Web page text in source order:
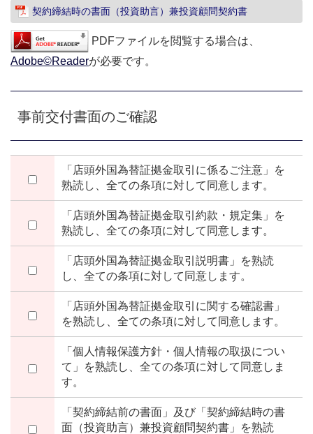
契約締結時の書面（投資助言）兼投資顧問契約書
PDFファイルを閲覧する場合は、
Adobe©Readerが必要です。
事前交付書面のご確認
「店頭外国為替証拠金取引に係るご注意」を
熟読し、全ての条項に対して同意します。
「店頭外国為替証拠金取引約款・規定集」を
熟読し、全ての条項に対して同意します。
「店頭外国為替証拠金取引説明書」を熟読
し、全ての条項に対して同意します。
「店頭外国為替証拠金取引に関する確認書」
を熟読し、全ての条項に対して同意します。
「個人情報保護方針・個人情報の取扱につい
て」を熟読し、全ての条項に対して同意しま
す。
「契約締結前の書面」及び「契約締結時の書
面（投資助言）兼投資顧問契約書」を熟読